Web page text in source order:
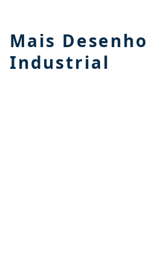
Mais Desenho
Industrial